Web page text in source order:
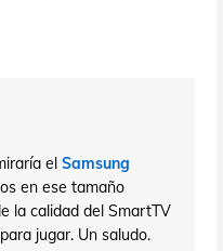
el Samsung
en ese tamaño
la calidad del SmartTV
jugar. Un saludo.